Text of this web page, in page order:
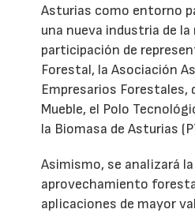
Asturias como entorno
una nueva industria de la
participación de
Forestal, la Asociación
Empresarios Forestales,
Mueble, el Polo
la Biomasa de Asturias
Asimismo, se analizará
aprovechamiento
aplicaciones de mayor